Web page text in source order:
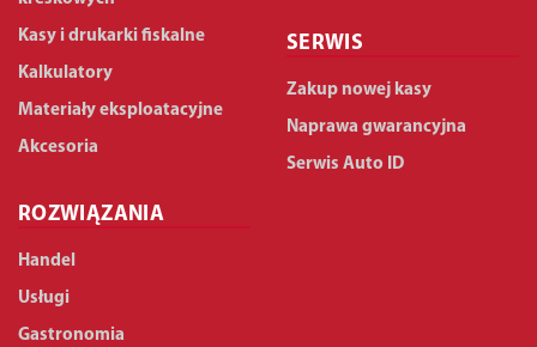
Kasy i drukarki fiskalne
Kalkulatory
Materiały eksploatacyjne
Akcesoria
ROZWIĄZANIA
Handel
Usługi
Gastronomia
SERWIS
Zakup nowej kasy
Naprawa gwarancyjna
Serwis Auto ID